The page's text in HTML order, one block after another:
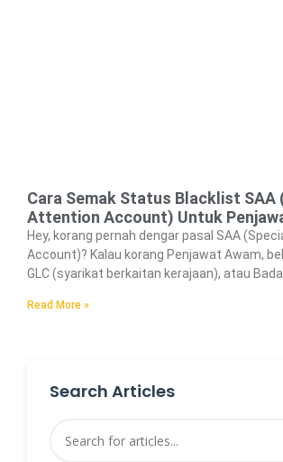
Cara Semak Status Blacklist SAA
Attention Account) Untuk
Hey, korang pernah dengar pasal SAA
Account)? Kalau korang Penjawat Awam,
GLC (syarikat berkaitan kerajaan), atau
Read More »
Search Articles